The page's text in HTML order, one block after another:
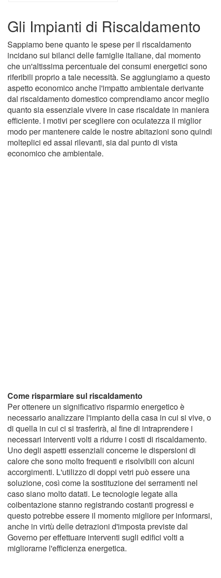
Gli Impianti di Riscaldamento
Sappiamo bene quanto le spese per il riscaldamento
incidano sui bilanci delle famiglie italiane, dal momento
che un'altissima percentuale dei consumi energetici sono
riferibili proprio a tale necessità. Se aggiungiamo a questo
aspetto economico anche l'impatto ambientale derivante
dal riscaldamento domestico comprendiamo ancor meglio
quanto sia essenziale vivere in case riscaldate in maniera
efficiente. I motivi per scegliere con oculatezza il miglior
modo per mantenere calde le nostre abitazioni sono quindi
molteplici ed assai rilevanti, sia dal punto di vista
economico che ambientale.
Come risparmiare sul riscaldamento
Per ottenere un significativo risparmio energetico è
necessario analizzare l'impianto della casa in cui si vive, o
di quella in cui ci si trasferirà, al fine di intraprendere i
necessari interventi volti a ridurre i costi di riscaldamento.
Uno degli aspetti essenziali concerne le dispersioni di
calore che sono molto frequenti e risolvibili con alcuni
accorgimenti. L'utilizzo di doppi vetri può essere una
soluzione, così come la sostituzione dei serramenti nel
caso siano molto datati. Le tecnologie legate alla
coibentazione stanno registrando costanti progressi e
questo potrebbe essere il momento migliore per informarsi,
anche in virtù delle detrazioni d'imposta previste dal
Governo per effettuare interventi sugli edifici volti a
migliorarne l'efficienza energetica.